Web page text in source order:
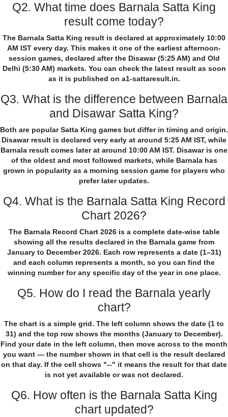
Q2. What time does Barnala Satta King
result come today?
The Barnala Satta King result is declared at approximately 10:00
AM IST every day. This makes it one of the earliest afternoon-
session games, declared after the Disawar (5:25 AM) and Old
Delhi (5:30 AM) markets. You can check the latest result as soon
as it is published on a1-sattaresult.in.
Q3. What is the difference between Barnala
and Disawar Satta King?
Both are popular Satta King games but differ in timing and origin.
Disawar result is declared very early at around 5:25 AM IST, while
Barnala result comes later at around 10:00 AM IST. Disawar is one
of the oldest and most followed markets, while Barnala has
grown in popularity as a morning session game for players who
prefer later updates.
Q4. What is the Barnala Satta King Record
Chart 2026?
The Barnala Record Chart 2026 is a complete date-wise table
showing all the results declared in the Barnala game from
January to December 2026. Each row represents a date (1–31)
and each column represents a month, so you can find the
winning number for any specific day of the year in one place.
Q5. How do I read the Barnala yearly
chart?
The chart is a simple grid. The left column shows the date (1 to
31) and the top row shows the months (January to December).
Find your date in the left column, then move across to the month
you want — the number shown in that cell is the result declared
on that day. If the cell shows "--" it means the result for that date
is not yet available or was not declared.
Q6. How often is the Barnala Satta King
chart updated?